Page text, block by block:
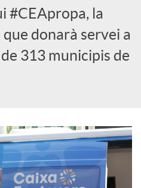
#CEApropa, la
donarà servei a
313 municipis de